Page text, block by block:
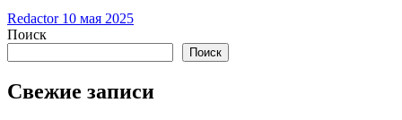
Redactor 10 мая 2025
Поиск
Поиск
Свежие записи